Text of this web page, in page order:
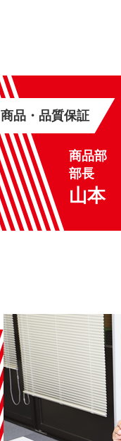
商品・品質保証
商品部
部長
山本